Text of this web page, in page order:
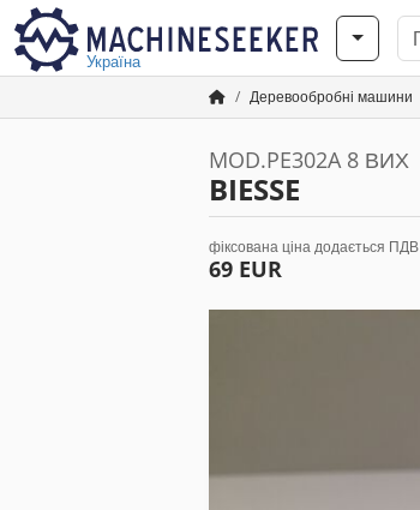
Україна
Деревообробні машини
MOD.PE302A 8 ВИХ
BIESSE
фіксована ціна додається ПДВ
69 EUR